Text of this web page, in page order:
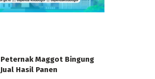
Peternak Maggot Bingung
Jual Hasil Panen